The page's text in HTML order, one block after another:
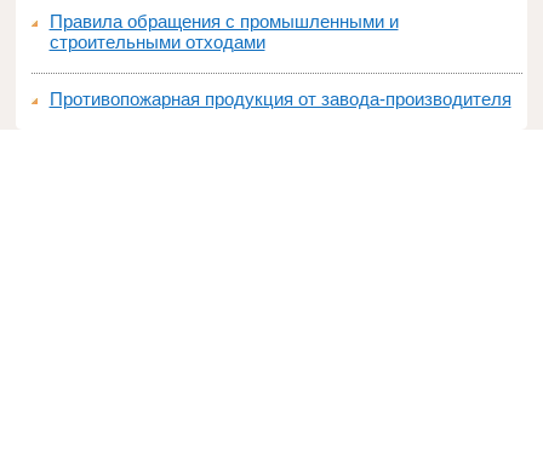
Правила обращения с промышленными и
строительными отходами
Противопожарная продукция от завода-производителя